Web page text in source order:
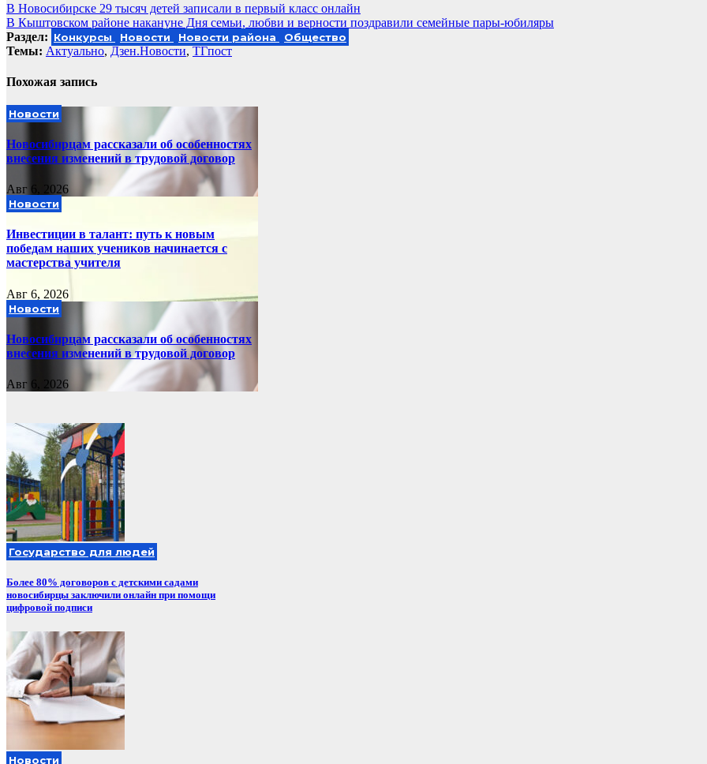
Навигация
по
записям
В Новосибирске 29 тысяч детей записали в первый класс онлайн
В Кыштовском районе накануне Дня семьи, любви и верности поздравили семейные пары‑юбиляры
Раздел: Конкурсы Новости Новости района Общество
Темы: Актуально, Дзен.Новости, ТГпост
Похожая запись
Новости
Новосибирцам рассказали об особенностях
внесения изменений в трудовой договор
Авг 6, 2026
Новости
Инвестиции в талант: путь к новым
победам наших учеников начинается с
мастерства учителя
Авг 6, 2026
Новости
Новосибирцам рассказали об особенностях
внесения изменений в трудовой договор
Авг 6, 2026
Государство для людей
Более 80% договоров с детскими садами
новосибирцы заключили онлайн при помощи
цифровой подписи
Новости